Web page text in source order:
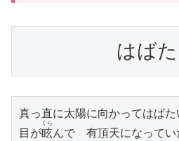
はばた
真っ直に太陽に向かってはばた
目が眩
くら
んで　有頂天になって